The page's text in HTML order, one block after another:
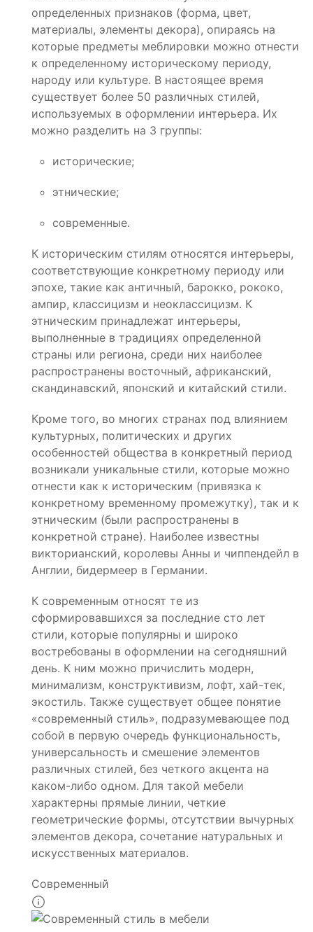
определенных признаков (форма, цвет,
материалы, элементы декора), опираясь на
которые предметы меблировки можно отнести
к определенному историческому периоду,
народу или культуре. В настоящее время
существует более 50 различных стилей,
используемых в оформлении интерьера. Их
можно разделить на 3 группы:
исторические;
этнические;
современные.
К историческим стилям относятся интерьеры,
соответствующие конкретному периоду или
эпохе, такие как античный, барокко, рококо,
ампир, классицизм и неоклассицизм. К
этническим принадлежат интерьеры,
выполненные в традициях определенной
страны или региона, среди них наиболее
распространены восточный, африканский,
скандинавский, японский и китайский стили.
Кроме того, во многих странах под влиянием
культурных, политических и других
особенностей общества в конкретный период
возникали уникальные стили, которые можно
отнести как к историческим (привязка к
конкретному временному промежутку), так и к
этническим (были распространены в
конкретной стране). Наиболее известны
викторианский, королевы Анны и чиппендейл в
Англии, бидермеер в Германии.
К современным относят те из
сформировавшихся за последние сто лет
стили, которые популярны и широко
востребованы в оформлении на сегодняшний
день. К ним можно причислить модерн,
минимализм, конструктивизм, лофт, хай-тек,
экостиль. Также существует общее понятие
«современный стиль», подразумевающее под
собой в первую очередь функциональность,
универсальность и смешение элементов
различных стилей, без четкого акцента на
каком-либо одном. Для такой мебели
характерны прямые линии, четкие
геометрические формы, отсутствии вычурных
элементов декора, сочетание натуральных и
искусственных материалов.
Современный